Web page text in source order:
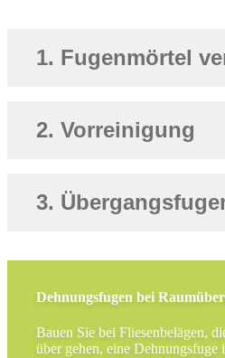
1. Fugenmörtel
2. Vorreinigung
3.
Dehnungsfugen bei
Bauen Sie bei Fliesenbelägen,
über gehen, eine Dehnungsfuge